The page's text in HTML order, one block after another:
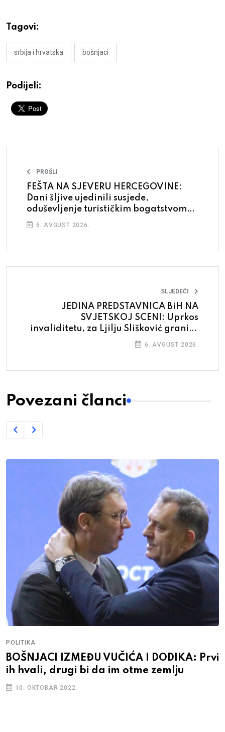
Tagovi:
srbija i hrvatska bošnjaci
Podijeli:
PROŠLI
FEŠTA NA SJEVERU HERCEGOVINE:
Dani šljive ujedinili susjede,
oduševljenje turističkim bogatstvom
ramskog kraja
6. AVGUST 2026.
SLJEDEĆI
JEDINA PREDSTAVNICA BiH NA
SVJETSKOJ SCENI: Uprkos
invaliditetu, za Ljilju Slišković granice
6. AVGUST 2026.
Povezani članci
POLITIKA
BOŠNJACI IZMEĐU VUČIĆA I DODIKA: Prvi
ih hvali, drugi bi da im otme zemlju
10. OKTOBAR 2022.